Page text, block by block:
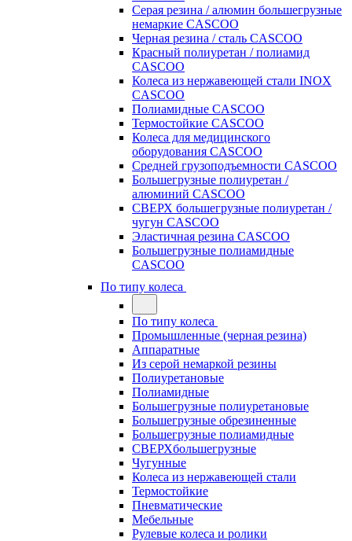
Серая резина / алюмин большегрузные
немаркие CASCOO
Черная резина / сталь CASCOO
Красный полиуретан / полиамид
CASCOO
Колеса из нержавеющей стали INOX
CASCOO
Полиамидные CASCOO
Термостойкие CASCOO
Колеса для медицинского
оборудования CASCOO
Средней грузоподъемности CASCOO
Большегрузные полиуретан /
алюминий CASCOO
СВЕРХ большегрузные полиуретан /
чугун CASCOO
Эластичная резина CASCOO
Большегрузные полиамидные
CASCOO
По типу колеса
По типу колеса
Промышленные (черная резина)
Аппаратные
Из серой немаркой резины
Полиуретановые
Полиамидные
Большегрузные полиуретановые
Большегрузные обрезиненные
Большегрузные полиамидные
СВЕРХбольшегрузные
Чугунные
Колеса из нержавеющей стали
Термостойкие
Пневматические
Мебельные
Рулевые колеса и ролики